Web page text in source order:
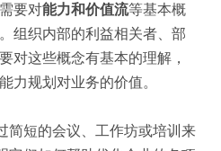
要对能力和价值流等基本概
组织内部的利益相关者、部
对这些概念有基本的理解，
力规划对业务的价值。
简短的会议、工作坊或培训来